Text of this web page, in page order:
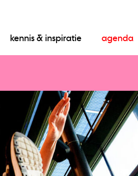
kennis & inspiratie agenda